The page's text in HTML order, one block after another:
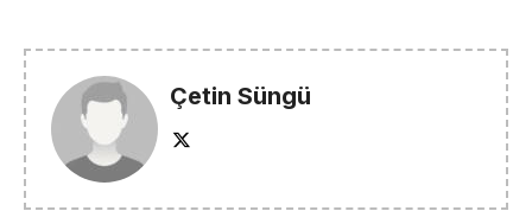
Çetin Süngü